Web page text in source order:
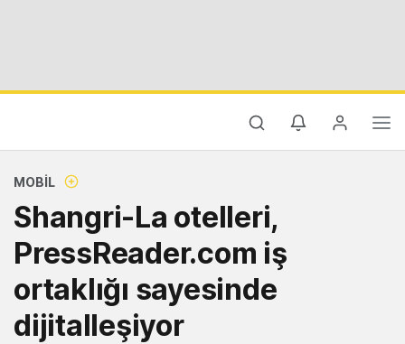
MOBIL
Shangri-La otelleri,
PressReader.com iş
ortaklığı sayesinde
dijitalleşiyor